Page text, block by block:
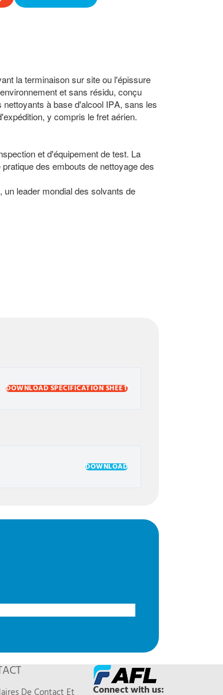
la terminaison sur site ou l'épissure
et sans résidu, conçu
à base d'alcool IPA, sans les
y compris le fret aérien.
et d'équipement de test. La
des embouts de nettoyage des
un leader mondial des solvants de
DOWNLOAD SPECIFICATION SHEET
DOWNLOAD
Connect with us: